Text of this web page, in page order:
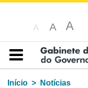
A A A
Índice
Início
Notícias